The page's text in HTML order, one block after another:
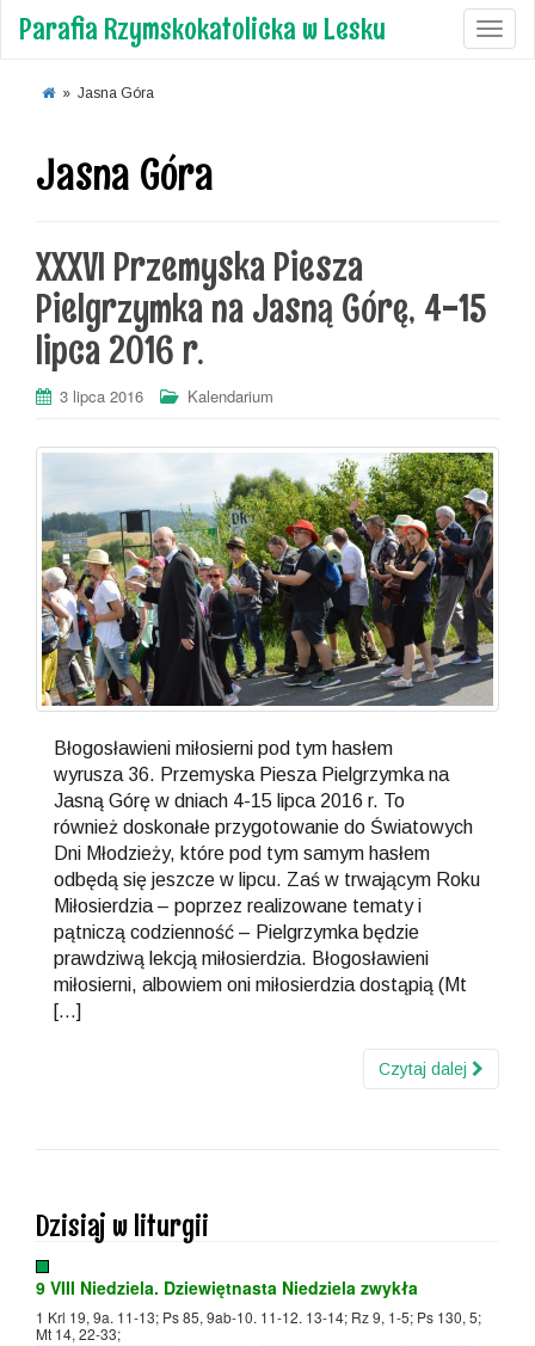
Parafia Rzymskokatolicka w Lesku
» Jasna Góra
Jasna Góra
XXXVI Przemyska Piesza
Pielgrzymka na Jasną Górę, 4-15
lipca 2016 r.
3 lipca 2016 Kalendarium
Błogosławieni miłosierni pod tym hasłem
wyrusza 36. Przemyska Piesza Pielgrzymka na
Jasną Górę w dniach 4-15 lipca 2016 r. To
również doskonałe przygotowanie do Światowych
Dni Młodzieży, które pod tym samym hasłem
odbędą się jeszcze w lipcu. Zaś w trwającym Roku
Miłosierdzia – poprzez realizowane tematy i
pątniczą codzienność – Pielgrzymka będzie
prawdziwą lekcją miłosierdzia. Błogosławieni
miłosierni, albowiem oni miłosierdzia dostąpią (Mt
[…]
Czytaj dalej
Dzisiaj w liturgii
9 VIII Niedziela. Dziewiętnasta Niedziela zwykła
1 Krl 19, 9a. 11-13; Ps 85, 9ab-10. 11-12. 13-14; Rz 9, 1-5; Ps 130, 5;
Mt 14, 22-33;